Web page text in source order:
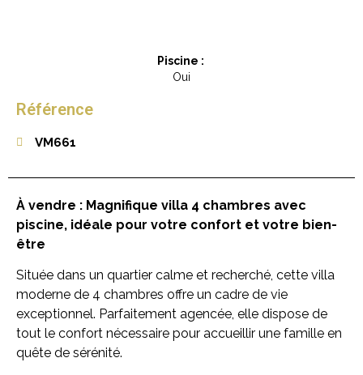
Piscine :
Oui
Référence
VM661
À vendre : Magnifique villa 4 chambres avec
piscine, idéale pour votre confort et votre bien-
être
Située dans un quartier calme et recherché, cette villa
moderne de 4 chambres offre un cadre de vie
exceptionnel. Parfaitement agencée, elle dispose de
tout le confort nécessaire pour accueillir une famille en
quête de sérénité.